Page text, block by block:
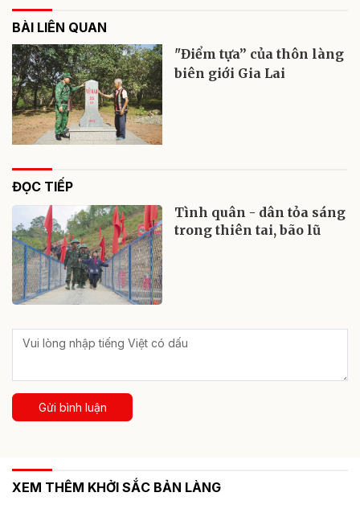
BÀI LIÊN QUAN
"Điểm tựa” của thôn làng
biên giới Gia Lai
ĐỌC TIẾP
Tình quân - dân tỏa sáng
trong thiên tai, bão lũ
Gửi bình luận
XEM THÊM KHỞI SẮC BẢN LÀNG